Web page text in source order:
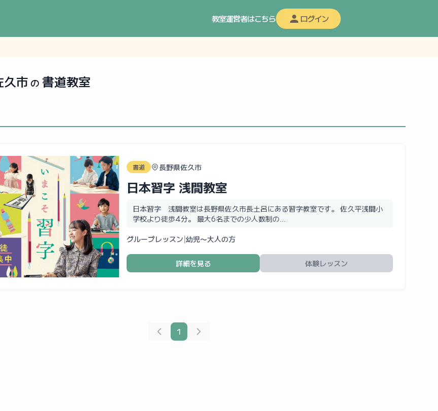
教室運営者はこちら ログイン
久市 の 書道教室
書道 長野県佐久市
日本習字 浅間教室
日本習字 浅間教室は長野県佐久市長土呂にある習字教室です。 佐久平浅間小
学校より徒歩4分。 最大6名までの少人数制の...
グループレッスン|幼児〜大人の方
詳細を見る 体験レッスン
1